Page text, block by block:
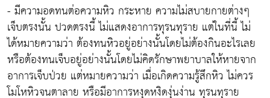
- มีความอดทนต่อความหิว กระหาย ความไม่สบายกายต่างๆ
เจ็บตรงนั้น ปวดตรงนี้ ไม่แสดงอาการทุรนทุราย แต่ในที่นี้ ไม่
ได้หมายความว่า ต้องทนหิวอยู่อย่างนั้นโดยไม่ต้องกินอะไรเลย
หรือต้องทนเจ็บอยู่อย่างนั้นโดยไม่คิดรักษาพยาบาลให้หายจาก
อาการเจ็บป่วย แต่หมายความว่า เมื่อเกิดความรู้สึกหิว ไม่ควร
โมโหหิวจนตาลาย หรือมีอาการหงุดหงิดงุ่นง่าน ทุรนทุราย